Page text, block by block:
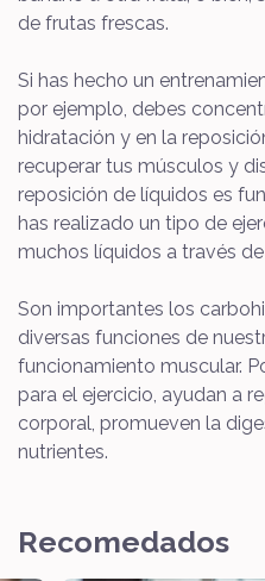
de frutas frescas.
Si has hecho un
por ejemplo, debes
hidratación y en la
recuperar tus músculos y
reposición de líquidos es
has realizado un tipo de
muchos líquidos a través
Son importantes los
diversas funciones de
funcionamiento muscular.
para el ejercicio, ayudan a
corporal, promueven la
nutrientes.
Recomedados